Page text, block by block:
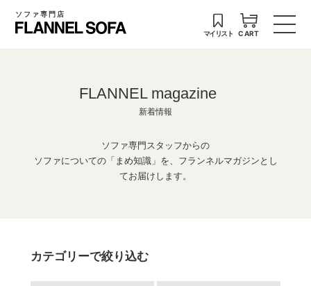
ソファ専門店
マイリスト CART
FLANNEL magazine
新着情報
ソファ専門スタッフからの
ソファについての「まめ知識」を、フランネルマガジンとし
てお届けします。
カテゴリーで絞り込む